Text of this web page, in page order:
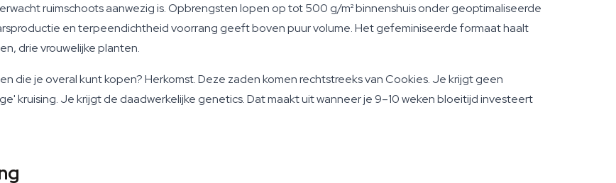
ruimschoots aanwezig is. Opbrengsten lopen op tot 500 g/m² binnenshuis onder geoptimaliseerde
en terpeendichtheid voorrang geeft boven puur volume. Het gefeminiseerde formaat haalt
drie vrouwelijke planten.
die je overal kunt kopen? Herkomst. Deze zaden komen rechtstreeks van Cookies. Je krijgt geen
kruising. Je krijgt de daadwerkelijke genetics. Dat maakt uit wanneer je 9–10 weken bloeitijd investeert